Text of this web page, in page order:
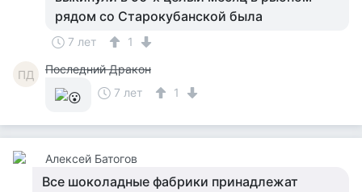
рядом со Старокубанской была
7 лет 1
ПД
Последний Дракон
7 лет
1
Алексей Батогов
Все шоколадные фабрики принадлежат